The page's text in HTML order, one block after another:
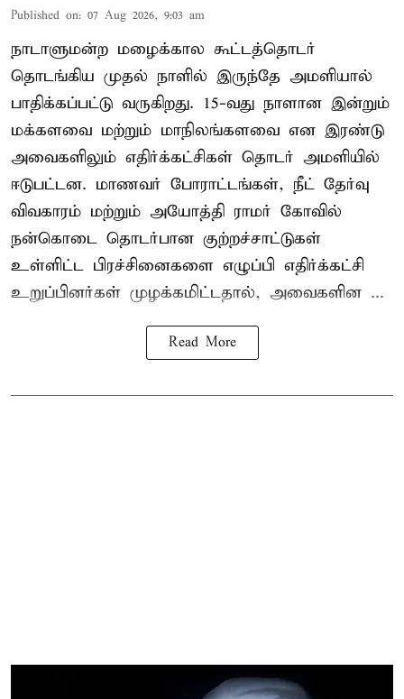
Published on: 07 Aug 2026, 9:03 am
நாடாளுமன்ற மழைக்கால கூட்டத்தொடர்
தொடங்கிய முதல் நாளில் இருந்தே அமளியால்
பாதிக்கப்பட்டு வருகிறது. 15-வது நாளான இன்றும்
மக்களவை மற்றும் மாநிலங்களவை என இரண்டு
அவைகளிலும் எதிர்க்கட்சிகள் தொடர் அமளியில்
ஈடுபட்டன. மாணவர் போராட்டங்கள், நீட் தேர்வு
விவகாரம் மற்றும் அயோத்தி ராமர் கோவில்
நன்கொடை தொடர்பான குற்றச்சாட்டுகள்
உள்ளிட்ட பிரச்சினைகளை எழுப்பி எதிர்க்கட்சி
உறுப்பினர்கள் முழக்கமிட்டதால், அவைகளின ...
Read More